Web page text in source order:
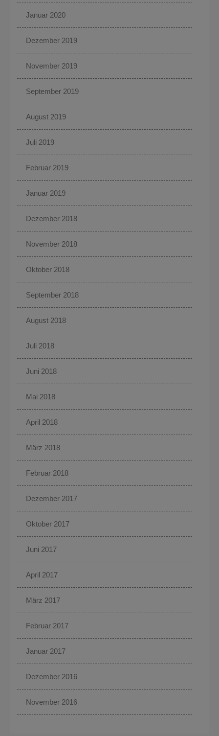
Januar 2020
Dezember 2019
November 2019
September 2019
August 2019
Juli 2019
Februar 2019
Januar 2019
Dezember 2018
November 2018
Oktober 2018
September 2018
August 2018
Juli 2018
Juni 2018
Mai 2018
April 2018
März 2018
Februar 2018
Dezember 2017
Oktober 2017
Juni 2017
April 2017
März 2017
Februar 2017
Januar 2017
Dezember 2016
November 2016